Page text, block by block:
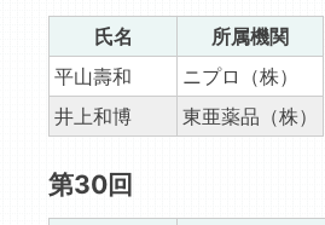
氏名
所属機関
平山壽和
ニプロ（株）
井上和博
東亜薬品（株）
第30回